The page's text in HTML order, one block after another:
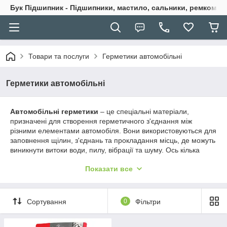
Бук Підшипник - Підшипники, мастило, сальники,
Товари та послуги Герметики автомобільні
Герметики автомобільні
Автомобільні герметики – це спеціальні матеріали,
призначені для створення герметичного з'єднання між
різними елементами автомобіля. Вони використовуються для
заповнення щілин, з'єднань та прокладання місць, де можуть
виникнути витоки води, пилу, вібрації та шуму. Ось кілька
: Герметики застосовуються в місцях, де
для запобігання корозії та інших ушкоджень.
Захист від пилу та бруду: Герметики застосовуються також
Показати все
Сортування 0 Фільтри